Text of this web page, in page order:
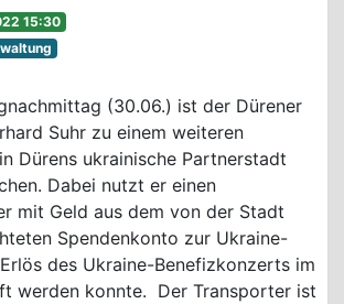
15:30
(30.06.) ist der Dürener
Suhr zu einem weiteren
Dürens ukrainische Partnerstadt
Dabei nutzt er einen
mit Geld aus dem von der Stadt
Spendenkonto zur Ukraine-
des Ukraine-Benefizkonzerts im
werden konnte. Der Transporter ist